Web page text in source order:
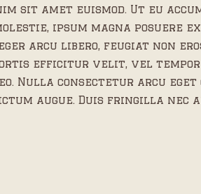
sit amet euismod. Ut eu
ipsum magna posuere
arcu libero, feugiat non
efficitur velit, vel tempor
Nulla consectetur arcu eget
augue. Duis fringilla nec